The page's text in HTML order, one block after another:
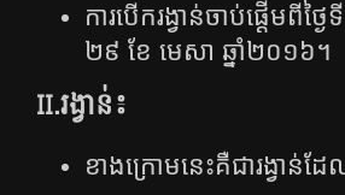
ការបើករង្វាន់ចាប់ផ្តើមពី
២៩ ខែ មេសា ឆ្នាំ២០១៦។
II.រង្វាន់៖
ខាងក្រោមនេះគឺជារង្វា